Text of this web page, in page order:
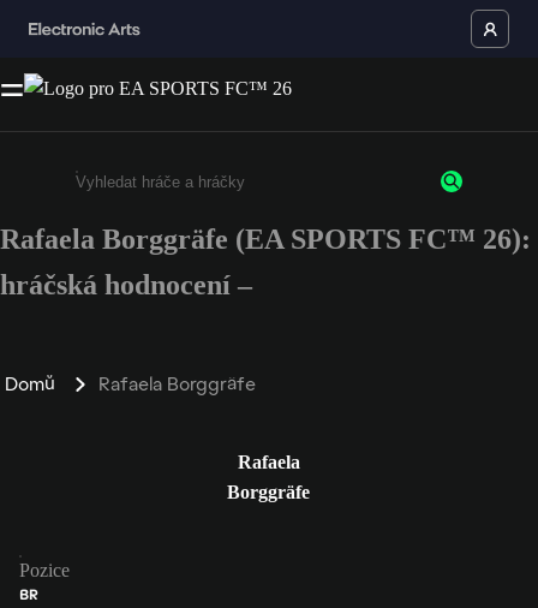
Enter a minimum of 3 characters or numbers
Rafaela Borggräfe (EA SPORTS FC™ 26):
hráčská hodnocení –
Domů Rafaela Borggräfe
Rafaela
Borggräfe
Pozice
BR